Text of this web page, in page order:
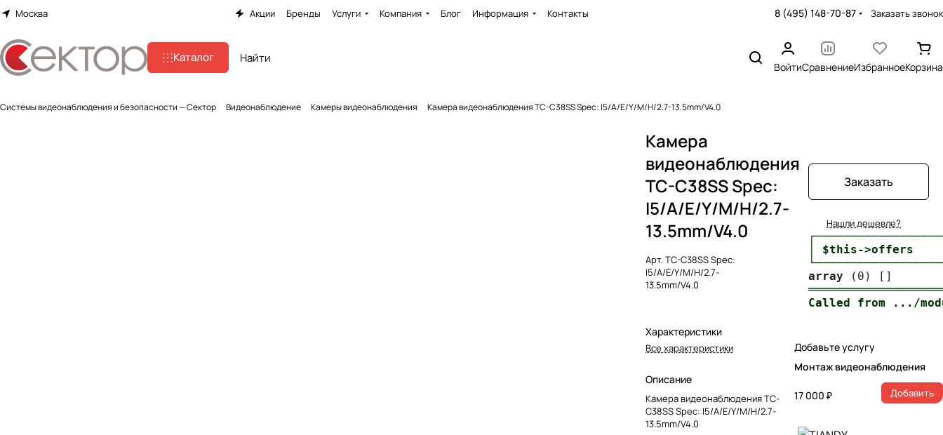
Москва Акции Бренды Услуги Компания Блог Информация Контакты 8 (495) 148-70-87 Заказать звонок
Каталог
ВойтиСравнениеИзбранноеКорзина
Системы видеонаблюдения и безопасности — Сектор Видеонаблюдение Камеры видеонаблюдения Камера видеонаблюдения TC-C38SS Spec: I5/A/E/Y/M/H/2.7-13.5mm/V4.0
Камера
видеонаблюдения
TC-C38SS Spec:
I5/A/E/Y/M/H/2.7-
13.5mm/V4.0
Арт.TC-C38SS Spec:
I5/A/E/Y/M/H/2.7-
13.5mm/V4.0
Характеристики
Все характеристики
Описание
Камера видеонаблюдения TC-
C38SS Spec: I5/A/E/Y/M/H/2.7-
13.5mm/V4.0
Заказать
Нашли дешевле?
│ $this-
array
Добавьте услугу
Монтаж видеонаблюдения
17 000 ₽ Добавить